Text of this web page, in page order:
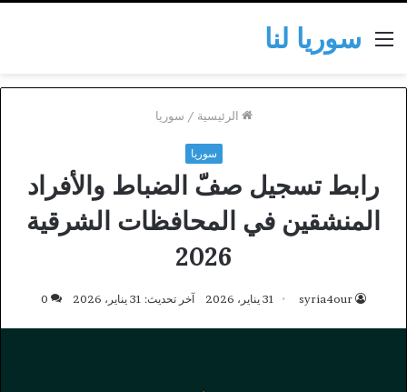
سوريا لناالقائمة
الرئيسية / سوريا
سوريا
رابط تسجيل صفّ الضباط والأفراد
المنشقين في المحافظات الشرقية
2026
syria4our 31 يناير، 2026 آخر تحديث: 31 يناير، 2026 0